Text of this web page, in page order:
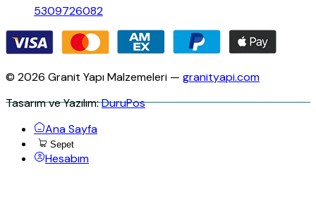
5309726082
© 2026 Granit Yapı Malzemeleri — granityapi.com
Tasarım ve Yazılım:DuruPos
Ana Sayfa
Sepet
Hesabım